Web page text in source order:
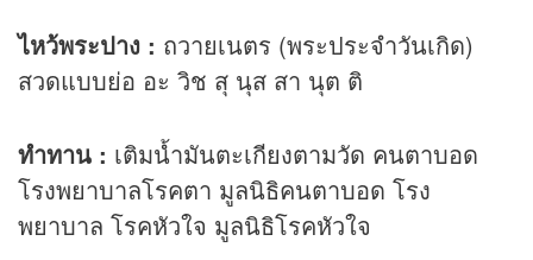
ไหว้พระปาง : ถวายเนตร (พระประจำวันเกิด)
สวดแบบย่อ อะ วิช สุ นุส สา นุต ติ
ทำทาน : เติมน้ำมันตะเกียงตามวัด คนตาบอด
โรงพยาบาลโรคตา มูลนิธิคนตาบอด โรง
พยาบาล โรคหัวใจ มูลนิธิโรคหัวใจ